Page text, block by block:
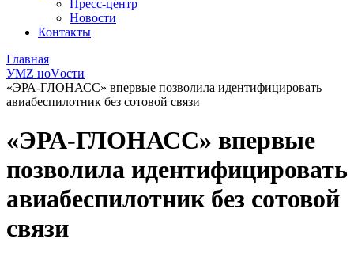
Пресс-центр
Новости
Контакты
Главная
УМZ ноVости
«ЭРА-ГЛОНАСС» впервые позволила идентифицировать
авиабеспилотник без сотовой связи
«ЭРА-ГЛОНАСС» впервые
позволила идентифицировать
авиабеспилотник без сотовой
связи